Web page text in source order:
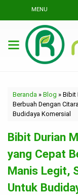
MENU
Beranda » Blog » Bibit
Berbuah Dengan
Budidaya Komersial
Bibit Durian
yang Cepat
Manis Legit,
Untuk